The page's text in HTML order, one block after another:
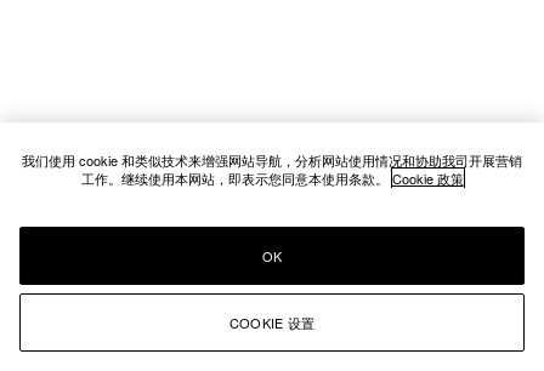
我们使用 cookie 和类似技术来增强网站导航，分析网站使用情况和协助我司开展营销
工作。继续使用本网站，即表示您同意本使用条款。 Cookie 政策
COOKIE 设置
OK